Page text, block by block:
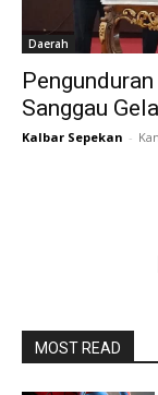
Daerah
Sanggau
Kalbar Sepekan -
MOST READ